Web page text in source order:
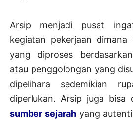
Arsip menjadi pusat
kegiatan pekerjaan
yang diproses
atau penggolongan yang
dipelihara sedemikian
diperlukan. Arsip juga bisa
sumber sejarah yang